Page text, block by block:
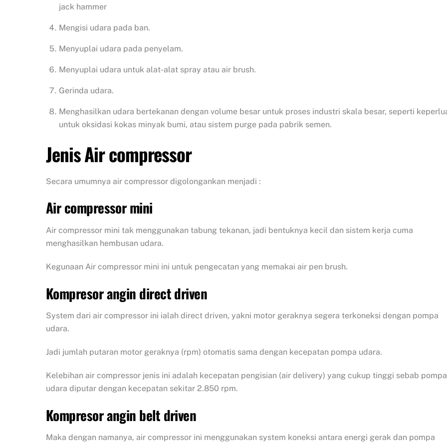
jack hammer
Mengisi udara pada ban.
Menyuplai udara pada penyelam.
Menyuplai udara untuk alat-alat spray atau air brush.
Gerinda udara.
Menghasilkan udara bertekanan dengan volume besar untuk proses industri skala besar, seperti
untuk oksidasi kokas minyak bumi, atau sistem purge pada pabrik semen.
Jenis Air compressor
Secara umumnya air compressor digolongankan menjadi :
Air compressor mini
Air compressor mini tak menggunakan tabung tekanan, jadi bentuknya kecil dan sistem kerja cuma
menghasilkan hembusan udara.
Kegunaan Air compressor mini ini untuk pengecatan yang memakai air pen brush.
Kompresor angin direct driven
System dari air compressor ini ialah direct driven, yakni motor geraknya segera terkoneksi dengan pompa
udara.
Jadi jumlah putaran motor geraknya (rpm) otomatis sama dengan kecepatan pompa udara.
Kelebihan air compressor jenis ini adalah kecepatan pengisian (air delivery) yang cukup tinggi sebab pompa
udara diputar dengan kecepatan sekitar 2.850 rpm.
Kompresor angin belt driven
Maka dengan namanya, air compressor ini menggunakan system koneksi antara energi gerak dan pompa